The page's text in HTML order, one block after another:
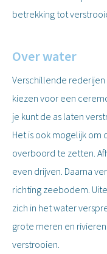
betrekking tot
Over water
Verschillende
kiezen voor een
je kunt de as laten
Het is ook mogelijk om
overboord te zetten.
even drijven. Daarna
richting zeebodem.
zich in het water
grote meren en
verstrooien.